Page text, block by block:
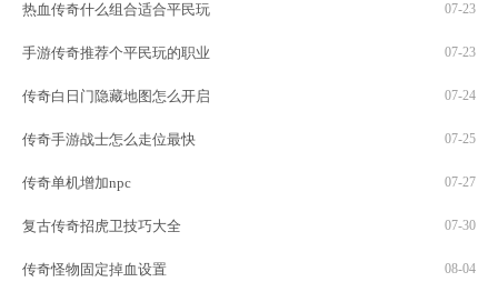
热血传奇什么组合适合平民玩 07-23
手游传奇推荐个平民玩的职业 07-23
传奇白日门隐藏地图怎么开启 07-24
传奇手游战士怎么走位最快 07-25
传奇单机增加npc 07-27
复古传奇招虎卫技巧大全 07-30
传奇怪物固定掉血设置 08-04